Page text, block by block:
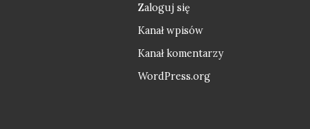
Zaloguj się
Kanał wpisów
Kanał komentarzy
WordPress.org